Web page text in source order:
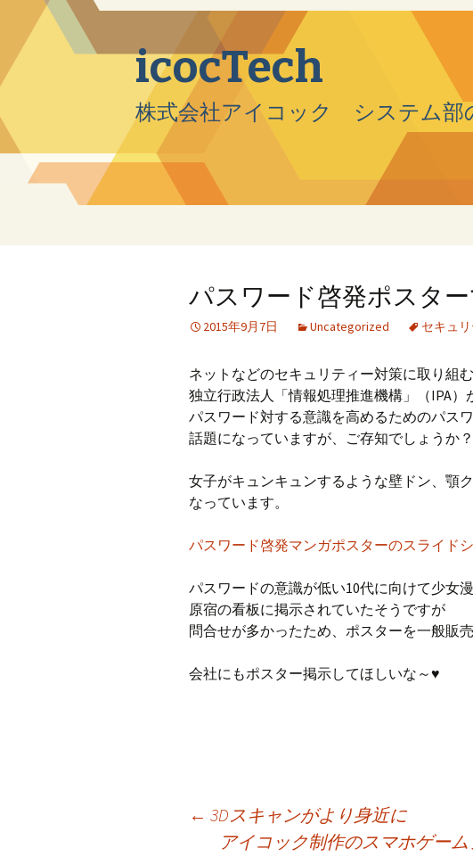
icocTech
株式会社アイコック システム部
パスワード啓発ポスタ
2015年9月7日 Uncategorized セキュリ
ネットなどのセキュリティー対策に取り組む
独立行政法人「情報処理推進機構」（IPA）
パスワード対する意識を高めるためのパス
話題になっていますが、ご存知でしょうか？
女子がキュンキュンするような壁ドン、顎
なっています。
パスワード啓発マンガポスターのスライド
パスワードの意識が低い10代に向けて少女
原宿の看板に掲示されていたそうですが
問合せが多かったため、ポスターを一般販
会社にもポスター掲示してほしいな～♥
投稿ナビゲーション
← 3Dスキャンがより身近に
アイコック制作のスマホゲー